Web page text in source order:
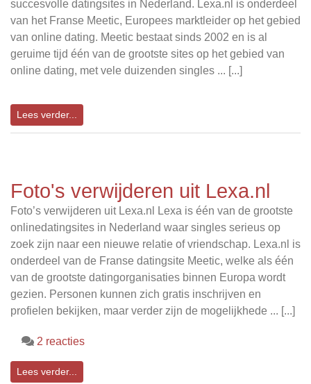
succesvolle datingsites in Nederland. Lexa.nl is onderdeel
van het Franse Meetic, Europees marktleider op het gebied
van online dating. Meetic bestaat sinds 2002 en is al
geruime tijd één van de grootste sites op het gebied van
online dating, met vele duizenden singles ... [...]
Lees verder...
Foto's verwijderen uit Lexa.nl
Foto’s verwijderen uit Lexa.nl Lexa is één van de grootste
onlinedatingsites in Nederland waar singles serieus op
zoek zijn naar een nieuwe relatie of vriendschap. Lexa.nl is
onderdeel van de Franse datingsite Meetic, welke als één
van de grootste datingorganisaties binnen Europa wordt
gezien. Personen kunnen zich gratis inschrijven en
profielen bekijken, maar verder zijn de mogelijkhede ... [...]
2 reacties
Lees verder...